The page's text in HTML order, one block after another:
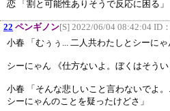
恋 「割と可能性ありそうで反応に困る」
22 ペンギノン[S] 2022/06/04 08:42:04 ID：
小春 「むぅぅ... 二人共わたしとシーにゃ
シーにゃん 《仕方ないよ。ぼくはそうい
小春 「そんな悲しいこと言わないでよ
シーにゃんのことを疑ったけどさ」